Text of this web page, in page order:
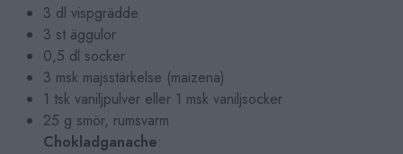
3 dl vispgrädde
3 st äggulor
0,5 dl socker
3 msk majsstärkelse (maizena)
1 tsk vaniljpulver eller 1 msk vaniljsocker
25 g smör, rumsvarm
Chokladganache: